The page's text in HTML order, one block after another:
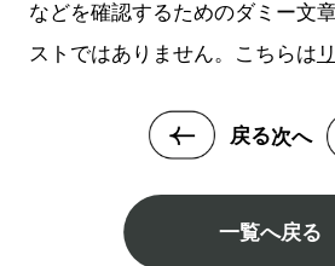
などを確認するためのダミー文
ストではありません。こちらは
戻る
一覧へ戻る
次へ